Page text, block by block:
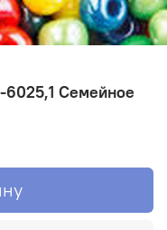
6025,1 Семейное